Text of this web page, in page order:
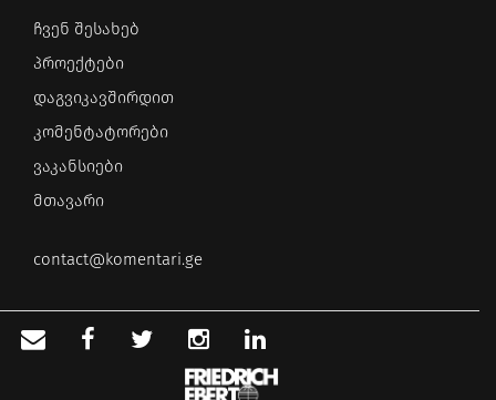
ჩვენ შესახებ
პროექტები
დაგვიკავშირდით
კომენტატორები
ვაკანსიები
მთავარი
contact@komentari.ge